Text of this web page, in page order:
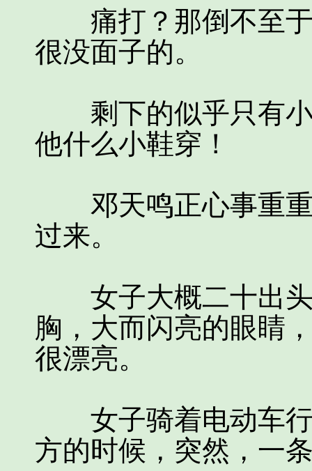
痛打？那倒不至于
很没面子的。
剩下的似乎只有小
他什么小鞋穿！
邓天鸣正心事重重
过来。
女子大概二十出头
胸，大而闪亮的眼睛
很漂亮。
女子骑着电动车行
方的时候，突然，一